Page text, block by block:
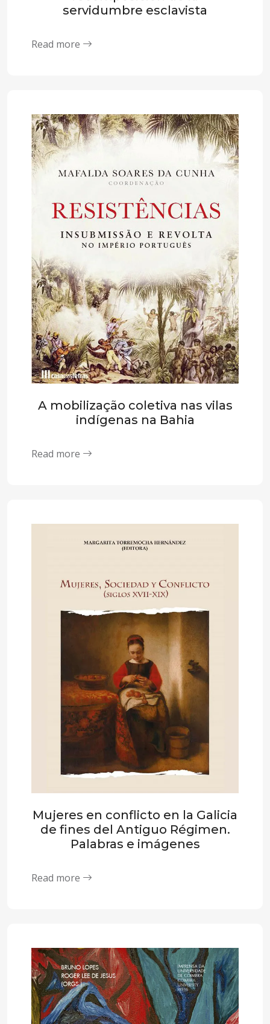
servidumbre esclavista
Read more
A mobilização coletiva nas vilas
indígenas na Bahia
Read more
Mujeres en conflicto en la Galicia
de fines del Antiguo Régimen.
Palabras e imágenes
Read more